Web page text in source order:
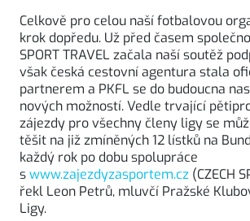
Celkově pro celou naší fotbalovou
krok dopředu. Už před časem
SPORT TRAVEL začala naší soutěž
však česká cestovní agentura stala
partnerem a PKFL se do budoucna
nových možností. Vedle trvající
zájezdy pro všechny členy ligy se
těšit na již zmíněných 12 lístků na
každý rok po dobu spolupráce
swww.zajezdyzasportem.cz (CZECH
řekl Leon Petrů, mluvčí Pražské
Ligy.